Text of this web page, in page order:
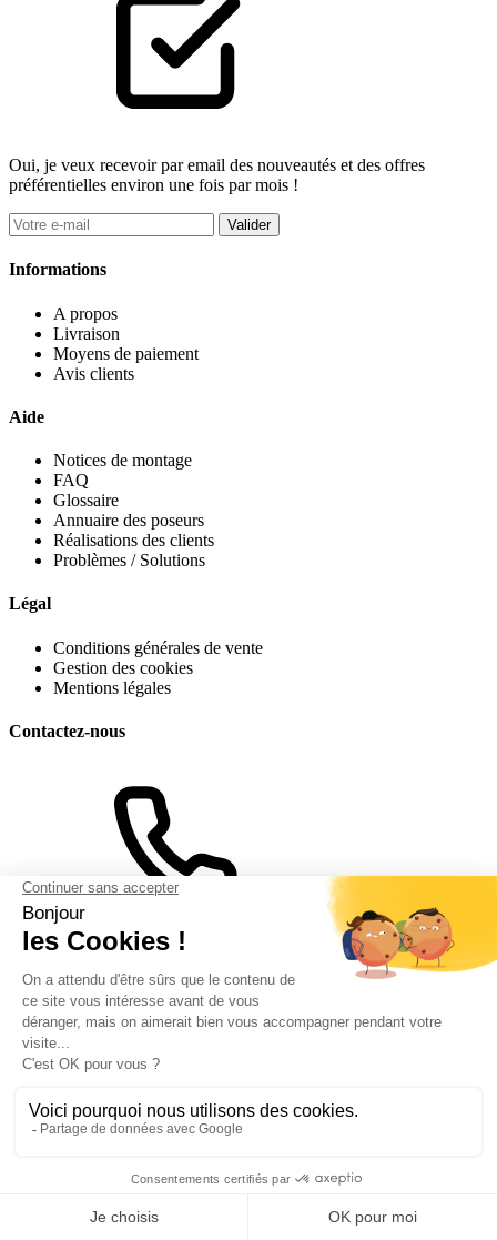
Oui, je veux recevoir par email des nouveautés et des offres
préférentielles environ une fois par mois !
Valider
Informations
A propos
Livraison
Moyens de paiement
Avis clients
Aide
Notices de montage
FAQ
Glossaire
Annuaire des poseurs
Réalisations des clients
Problèmes / Solutions
Légal
Conditions générales de vente
Gestion des cookies
Mentions légales
Contactez-nous
07 68 38 81 93
Formulaire de contact
Suivez-nous